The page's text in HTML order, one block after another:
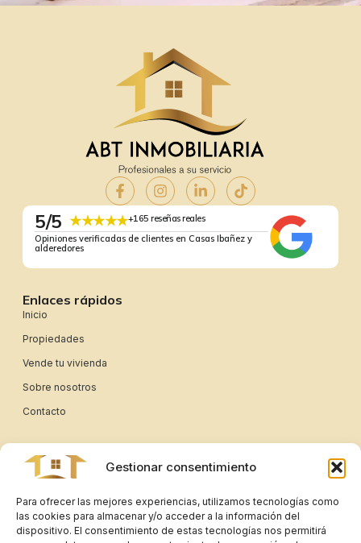
Gestionar consentimiento
Para ofrecer las mejores experiencias, utilizamos tecnologías como
las cookies para almacenar y/o acceder a la información del
dispositivo. El consentimiento de estas tecnologías nos permitirá
5/5 ★★★★★+165 reseñas reales
Opiniones verificadas de clientes en Casas Ibañez y
alderedores
Enlaces rápidos
Inicio
Propiedades
Vende tu vivienda
Sobre nosotros
Contacto
Aviso legal
Política de cookies